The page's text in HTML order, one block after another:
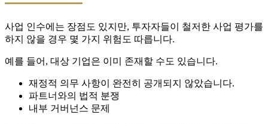
사업 인수에는 장점도 있지만, 투자자들이 철저한 사업 평가를
하지 않을 경우 몇 가지 위험도 따릅니다.
예를 들어, 대상 기업은 이미 존재할 수도 있습니다.
재정적 의무 사항이 완전히 공개되지 않았습니다.
파트너와의 법적 분쟁
내부 거버넌스 문제